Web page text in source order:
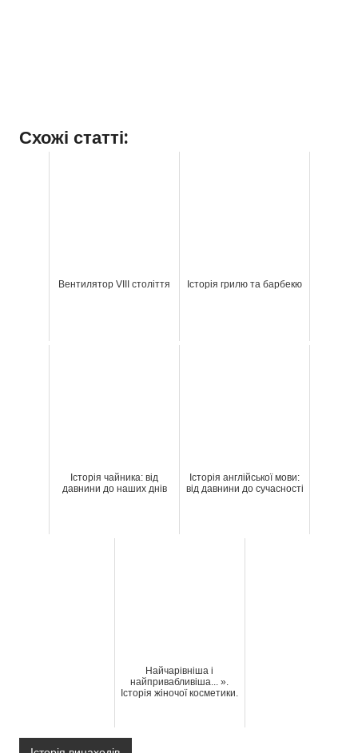
Схожі статті:
Вентилятор VIII століття Історія грилю та барбекю
Історія чайника: від
давнини до наших днів
Історія англійської мови:
від давнини до сучасності
Найчарівніша і
найпривабливіша... ».
Історія жіночої косметики.